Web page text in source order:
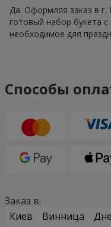
Да. Оформляя заказ в
готовый набор букета
необходимое для
Способы
Заказ в:
Киев
Винница